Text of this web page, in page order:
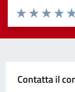
Valuta 3
Valuta 2
Valuta 1 stelle su
Contatta il